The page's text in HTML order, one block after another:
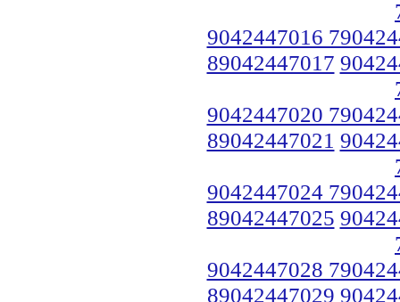
9042447016
89042447017
9042447020
89042447021
9042447024
89042447025
9042447028
89042447029